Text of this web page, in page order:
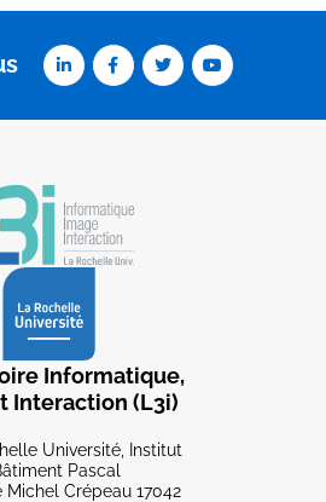
Informatique,
Interaction (L3i)
Université, Institut
Pascal
Michel Crépeau 17042